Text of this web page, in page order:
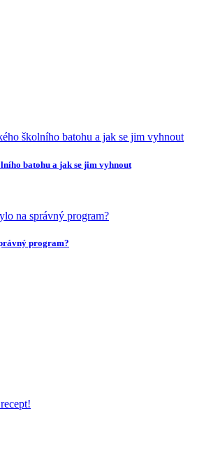
batohu a jak se jim vyhnout
program?